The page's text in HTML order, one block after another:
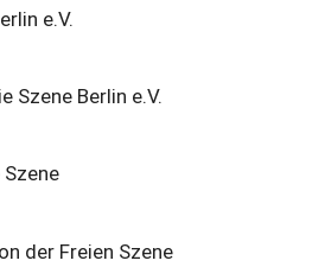
e.V.
Szene Berlin e.V.
der Freien Szene